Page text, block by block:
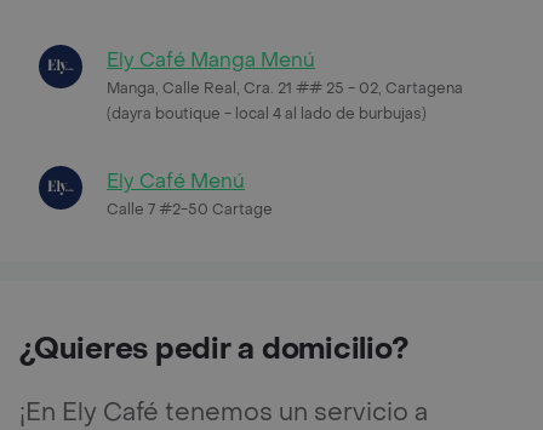
Ely Café Manga Menú
Manga, Calle Real, Cra. 21 ## 25 - 02, Cartagena
(dayra boutique - local 4 al lado de burbujas)
Ely Café Menú
Calle 7 #2-50 Cartage
¿Quieres pedir a domicilio?
¡En Ely Café tenemos un servicio a